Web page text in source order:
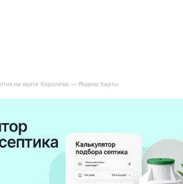
на карте Королёва — Яндекс Карты